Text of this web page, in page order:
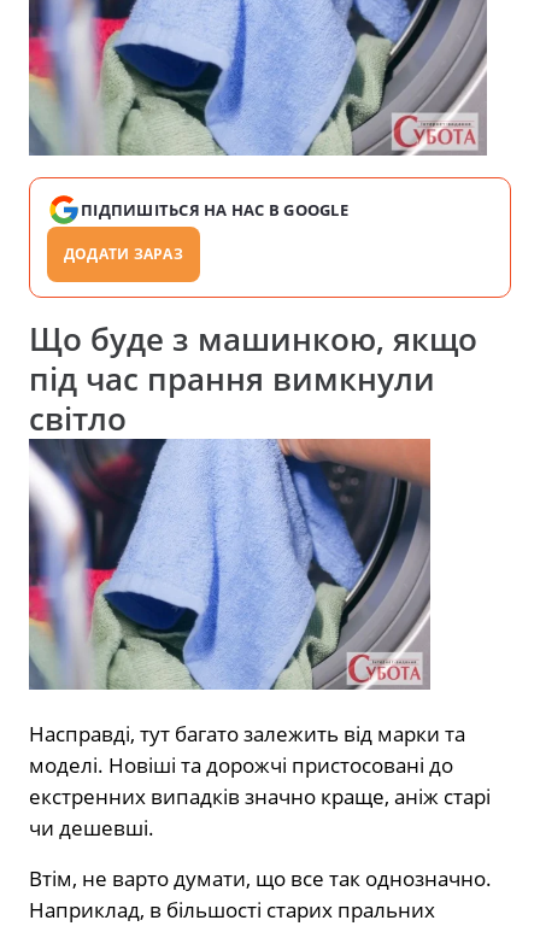
ПІДПИШІТЬСЯ НА НАС В GOOGLE
ДОДАТИ ЗАРАЗ
Що буде з машинкою, якщо
під час прання вимкнули
світло
Насправді, тут багато залежить від марки та
моделі. Новіші та дорожчі пристосовані до
екстренних випадків значно краще, аніж старі
чи дешевші.
Втім, не варто думати, що все так однозначно.
Наприклад, в більшості старих пральних